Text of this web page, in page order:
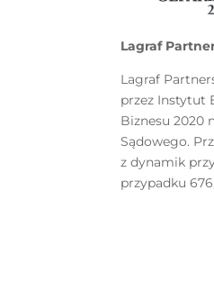
Lagraf
Lagraf
przez Instytut
Biznesu 2020
Sądowego.
z dynamik
przypadku